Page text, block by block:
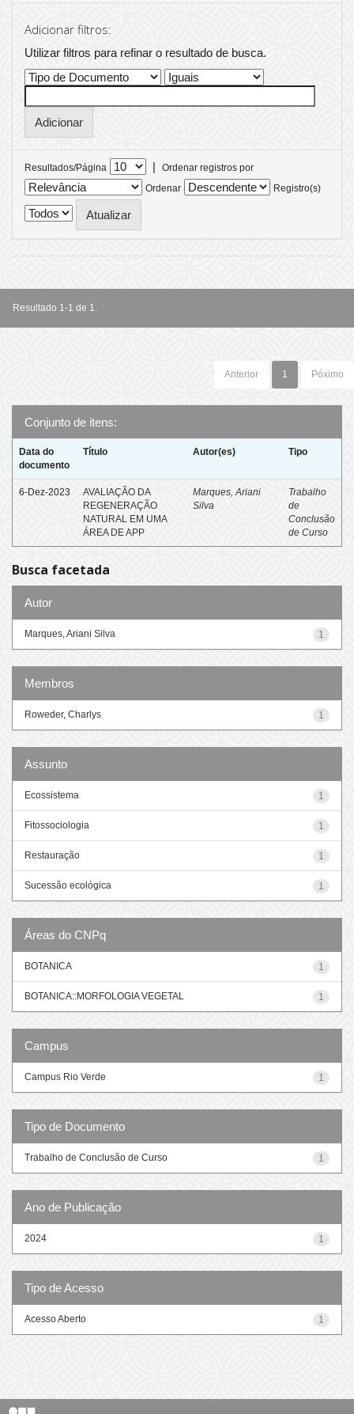
Adicionar filtros:
Utilizar filtros para refinar o resultado de busca.
Resultados/Página |
Ordenar registros por
Ordenar
Registro(s)
Resultado 1-1 de 1.
Anterior 1 Póximo
Conjunto de itens:
Data do
documento
Título Autor(es) Tipo
6-Dez-2023
AVALIAÇÃO DA
REGENERAÇÃO
NATURAL EM UMA
ÁREA DE APP
Marques, Ariani
Silva
Trabalho
de
Conclusão
de Curso
Busca facetada
Autor
1
Marques, Ariani Silva
Membros
1
Roweder, Charlys
Assunto
1
Ecossistema
1
Fitossociologia
1
Restauração
1
Sucessão ecológica
Áreas do CNPq
1
BOTANICA
1
BOTANICA::MORFOLOGIA VEGETAL
Campus
1
Campus Rio Verde
Tipo de Documento
1
Trabalho de Conclusão de Curso
Ano de Publicação
1
2024
Tipo de Acesso
1
Acesso Aberto